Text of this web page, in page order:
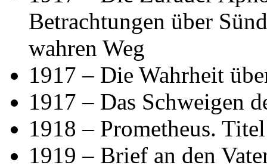
Betrachtungen über
wahren Weg
1917 – Die Wahrheit
1917 – Das Schweigen
1918 – Prometheus.
1919 – Brief an den